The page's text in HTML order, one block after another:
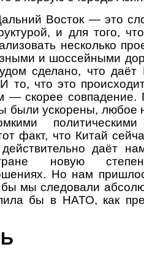
Восток — это
и для того,
несколько
и шоссейными
сделано, что даёт
то, что это
— скорее совпадение.
были ускорены,
факт, что Китай
даёт
новую
Но нам
мы следовали
бы в НАТО, как